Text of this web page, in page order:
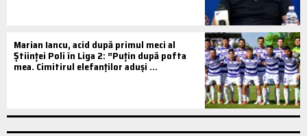
Marian Iancu, acid după primul meci al
Științei Poli în Liga 2: ”Puțin după pofta
mea. Cimitirul elefanților aduși ...